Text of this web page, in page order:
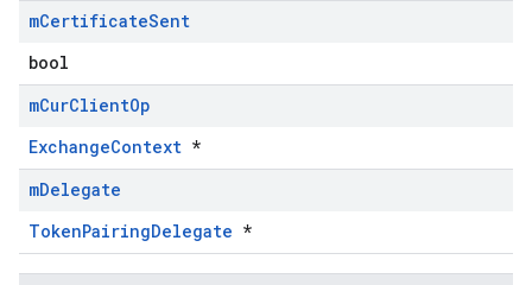
mCertificateSent
bool
mCurClientOp
ExchangeContext *
mDelegate
TokenPairingDelegate *